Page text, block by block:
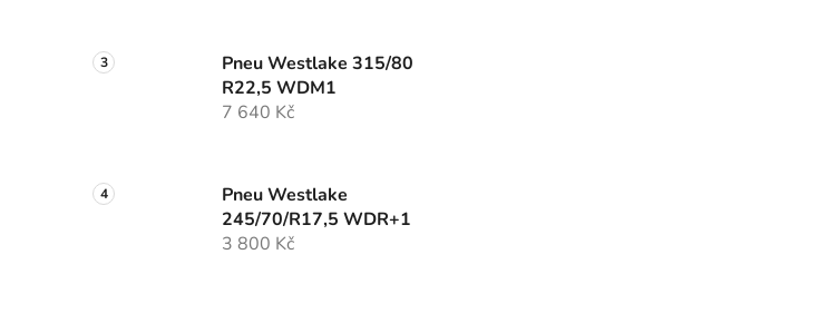
Pneu Westlake 315/80
R22,5 WDM1
7 640 Kč
Pneu Westlake
245/70/R17,5 WDR+1
3 800 Kč